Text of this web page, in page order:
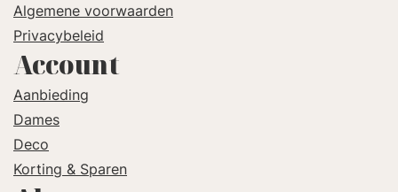
Algemene voorwaarden
Privacybeleid
Account
Aanbieding
Dames
Deco
Korting & Sparen